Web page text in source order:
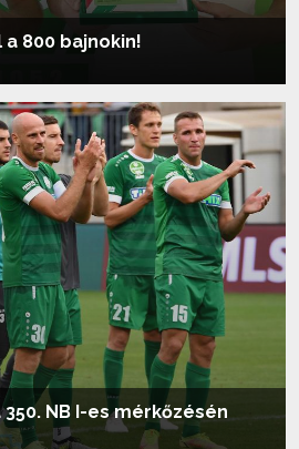
800 bajnokin!
olvasom...
NB I-es mérkőzésén